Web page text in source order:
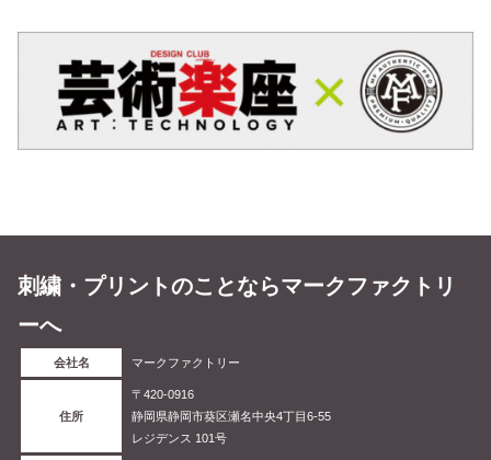
刺繍・プリントのことならマークファクトリ
ーへ
会社名 マークファクトリー
住所
〒420-0916
静岡県静岡市葵区瀬名中央4丁目6-55
レジデンス 101号